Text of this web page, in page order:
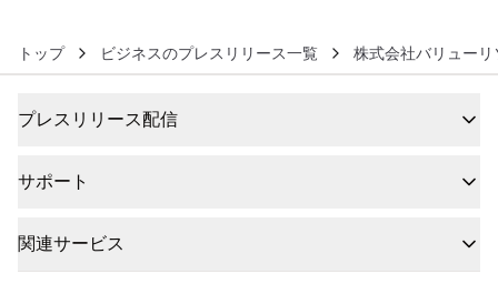
トップ ビジネスのプレスリリース一覧 株式会社バリュー
プレスリリース配信
サポート
関連サービス